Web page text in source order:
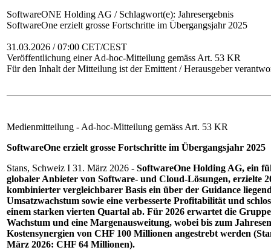
SoftwareONE Holding AG / Schlagwort(e): Jahresergebnis
SoftwareOne erzielt grosse Fortschritte im Übergangsjahr 2025
31.03.2026 / 07:00 CET/CEST
Veröffentlichung einer Ad-hoc-Mitteilung gemäss Art. 53 KR
Für den Inhalt der Mitteilung ist der Emittent / Herausgeber
Medienmitteilung - Ad-hoc-Mitteilung gemäss Art. 53 KR
SoftwareOne erzielt grosse Fortschritte im Übergangsjahr 2025
Stans, Schweiz I 31. März 2026 - SoftwareOne Holding AG, ein
globaler Anbieter von Software- und Cloud-Lösungen, erzielte
kombinierter vergleichbarer Basis ein über der Guidance
Umsatzwachstum sowie eine verbesserte Profitabilität und
einem starken vierten Quartal ab. Für 2026 erwartet die
Wachstum und eine Margenausweitung, wobei bis zum
Kostensynergien von CHF 100 Millionen angestrebt werden
März 2026: CHF 64 Millionen).